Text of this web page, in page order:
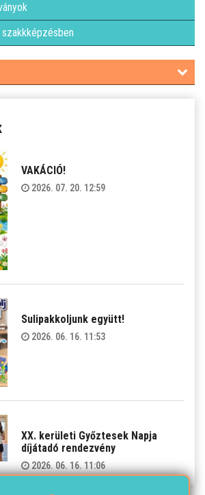
szakkképzésben
VAKÁCIÓ!
2026. 07. 20. 12:59
Sulipakkoljunk együtt!
2026. 06. 16. 11:53
XX. kerületi Győztesek Napja
díjátadó rendezvény
2026. 06. 16. 11:06